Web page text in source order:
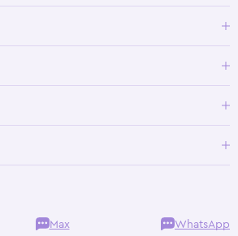
Max WhatsApp